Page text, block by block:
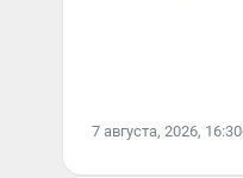
7 августа, 2026, 16:30